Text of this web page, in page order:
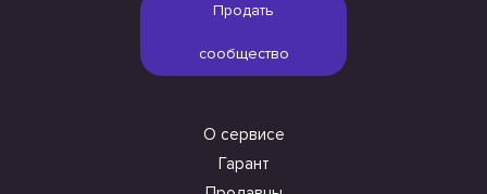
Продать
сообщество
О сервисе
Гарант